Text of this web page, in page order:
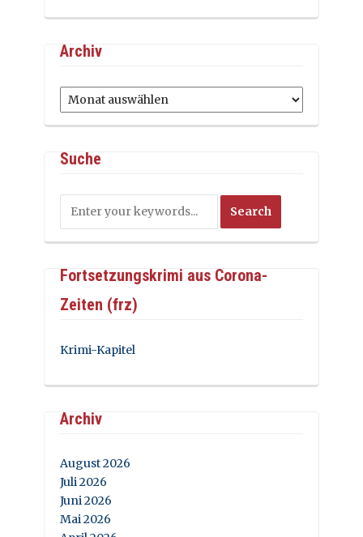
Archiv
Archiv
Suche
Fortsetzungskrimi aus Corona-
Zeiten (frz)
Krimi-Kapitel
Archiv
August 2026
Juli 2026
Juni 2026
Mai 2026